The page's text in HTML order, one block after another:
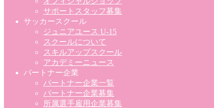
サポートスタッフ募集
サッカースクール
ジュニアユース U-15
スクールについて
スキルアップスクール
アカデミーニュース
パートナー企業
パートナー企業一覧
パートナー企業募集
所属選手雇用企業募集